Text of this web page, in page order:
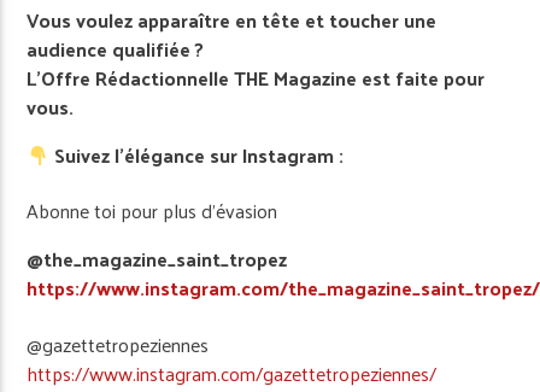
Vous voulez apparaître en tête et toucher une
audience qualifiée ?
L’Offre Rédactionnelle THE Magazine est faite pour
vous.
Suivez l’élégance sur Instagram :
Abonne toi pour plus d’évasion
@the_magazine_saint_tropez
https://www.instagram.com/the_magazine_saint_tropez/
@gazettetropeziennes
https://www.instagram.com/gazettetropeziennes/